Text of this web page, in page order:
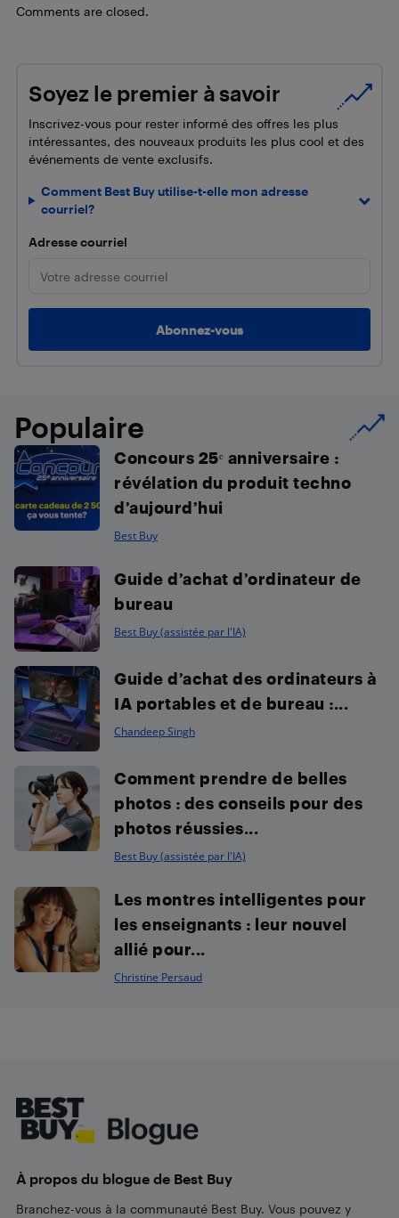
Comments are closed.
Soyez le premier à savoir
Inscrivez-vous pour rester informé des offres les plus
intéressantes, des nouveaux produits les plus cool et des
événements de vente exclusifs.
Comment Best Buy utilise-t-elle mon adresse
courriel?
Adresse courriel
Populaire
Concours 25ᵉ anniversaire :
révélation du produit techno
d’aujourd’hui
Best Buy
Guide d’achat d’ordinateur de
bureau
Best Buy (assistée par l'IA)
Guide d’achat des ordinateurs à
IA portables et de bureau :...
Chandeep Singh
Comment prendre de belles
photos : des conseils pour des
photos réussies...
Best Buy (assistée par l'IA)
Les montres intelligentes pour
les enseignants : leur nouvel
allié pour...
Christine Persaud
À propos du blogue de Best Buy
Branchez-vous à la communauté Best Buy. Vous pouvez y